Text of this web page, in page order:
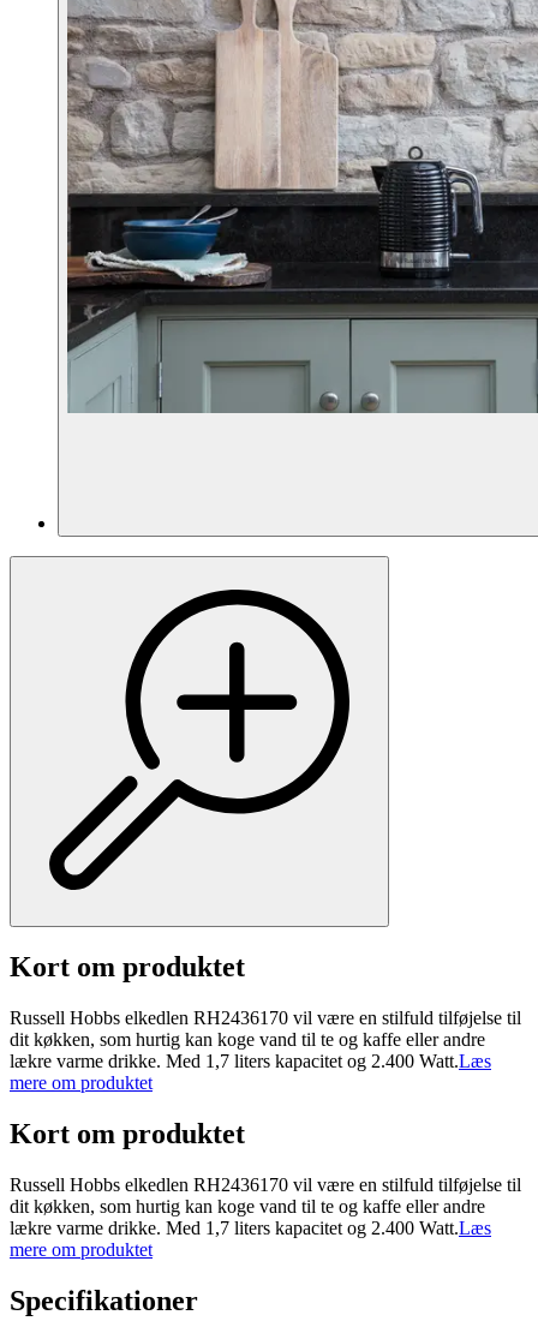
Kort om produktet
Russell Hobbs elkedlen RH2436170 vil være en stilfuld tilføjelse til
dit køkken, som hurtig kan koge vand til te og kaffe eller andre
lækre varme drikke. Med 1,7 liters kapacitet og 2.400 Watt.Læs
mere om produktet
Kort om produktet
Russell Hobbs elkedlen RH2436170 vil være en stilfuld tilføjelse til
dit køkken, som hurtig kan koge vand til te og kaffe eller andre
lækre varme drikke. Med 1,7 liters kapacitet og 2.400 Watt.Læs
mere om produktet
Specifikationer